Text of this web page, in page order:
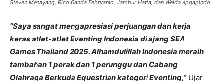
Steven Menayang, Rico Ganda Febryanto, Jamhur Hatta, dan Welda Apgapindo
“Saya sangat mengapresiasi perjuangan dan kerja
keras atlet-atlet Eventing Indonesia di ajang SEA
Games Thailand 2025. Alhamdulillah Indonesia meraih
tambahan 1 perak dan 1 perunggu dari Cabang
Olahraga Berkuda Equestrian kategori Eventing,”Ujar